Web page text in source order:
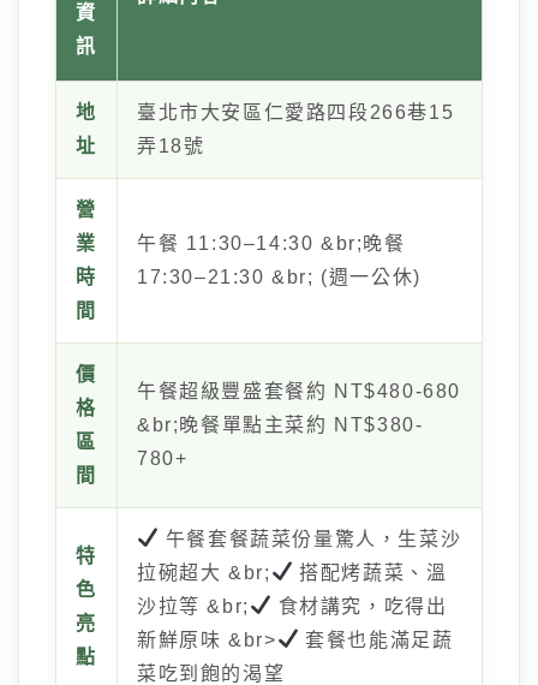
資
訊
地
址
臺北市大安區仁愛路四段266巷15
弄18號
營
業
時
間
午餐 11:30–14:30 &br;晚餐
17:30–21:30 &br; (週一公休)
價
格
區
間
午餐超級豐盛套餐約 NT$480-680
&br;晚餐單點主菜約 NT$380-
780+
特
色
亮
點
午餐套餐蔬菜份量驚人，生菜沙
拉碗超大 &br;
搭配烤蔬菜、溫
沙拉等 &br;
食材講究，吃得出
新鮮原味 &br>
套餐也能滿足蔬
菜吃到飽的渴望